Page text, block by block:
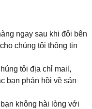
ngay sau khi đôi bên
chúng tôi thông tin
tôi địa chỉ mail,
bạn phản hồi về sản
không hài lòng với